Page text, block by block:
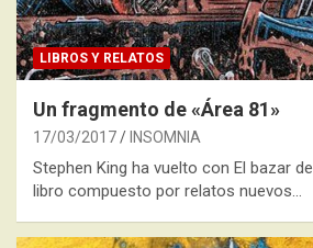
LIBROS Y RELATOS
Un fragmento de «Área 81»
17/03/2017 INSOMNIA
Stephen King ha vuelto con El bazar
libro compuesto por relatos nuevos…